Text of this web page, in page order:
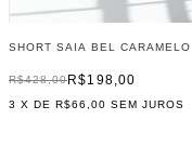
SHORT SAIA BEL CARAMELO
R$198,00
R$428,00
3 X DER$66,00 SEM JUROS